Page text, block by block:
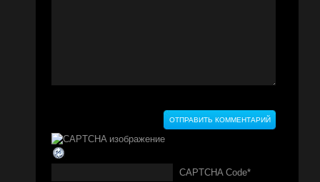
CAPTCHA Code*